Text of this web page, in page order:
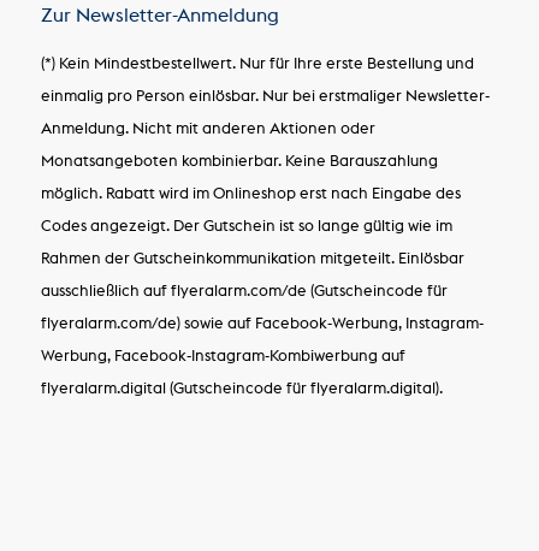
Zur Newsletter-Anmeldung
(*) Kein Mindestbestellwert. Nur für Ihre erste Bestellung und
einmalig pro Person einlösbar. Nur bei erstmaliger Newsletter-
Anmeldung. Nicht mit anderen Aktionen oder
Monatsangeboten kombinierbar. Keine Barauszahlung
möglich. Rabatt wird im Onlineshop erst nach Eingabe des
Codes angezeigt. Der Gutschein ist so lange gültig wie im
Rahmen der Gutscheinkommunikation mitgeteilt. Einlösbar
ausschließlich auf flyeralarm.com/de (Gutscheincode für
flyeralarm.com/de) sowie auf Facebook-Werbung, Instagram-
Werbung, Facebook-Instagram-Kombiwerbung auf
flyeralarm.digital (Gutscheincode für flyeralarm.digital).